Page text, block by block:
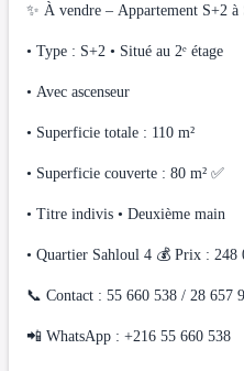
✨ À vendre – Appartement S+2 à
• Type : S+2 • Situé au 2ᵉ étage
• Avec ascenseur
• Superficie totale : 110 m²
• Superficie couverte : 80 m² ✅️
• Titre indivis • Deuxième main
• Quartier Sahloul 4 💰 Prix : 248
📞 Contact : 55 660 538 / 28 657
📲 WhatsApp : +216 55 660 538